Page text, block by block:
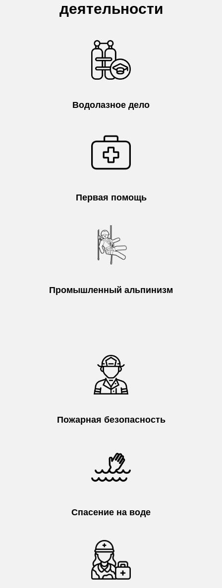
деятельности
Водолазное дело
Первая помощь
Промышленный альпинизм
Пожарная безопасность
Спасение на воде